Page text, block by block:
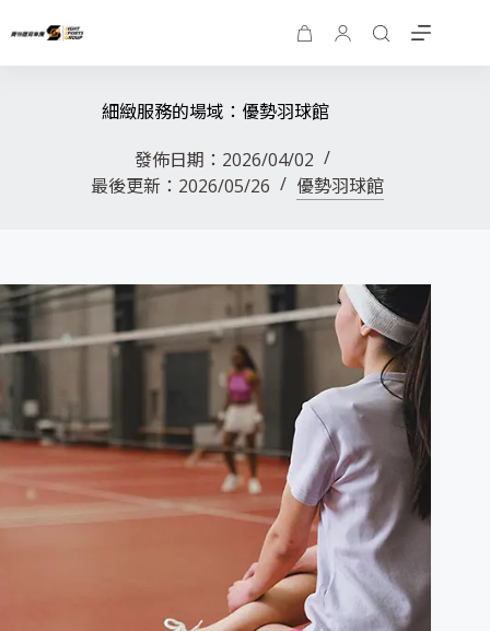
細緻服務的場域：優勢羽球館
發佈日期： 2026/04/02
最後更新： 2026/05/26 優勢羽球館